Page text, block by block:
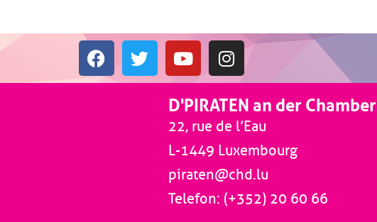
D'PIRATEN an der Chamber
22, rue de l’Eau
L-1449 Luxembourg
piraten@chd.lu
Telefon: (+352) 20 60 66